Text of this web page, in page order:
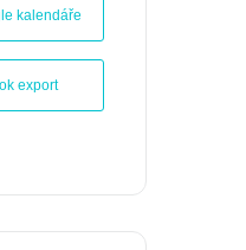
kalendáře
export